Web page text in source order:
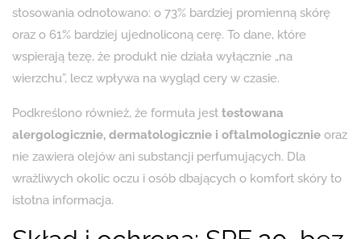
stosowania odnotowano: o 73% bardziej promienną skórę
oraz o 61% bardziej ujednoliconą cerę. To dane, które
wspierają tezę, że produkt nie działa wyłącznie „na
wierzchu”, lecz wpływa na wygląd cery w czasie.
Podkreślono również, że formuła jest testowana
alergologicznie, dermatologicznie i oftalmologicznie oraz
nie zawiera olejów ani substancji perfumujących. Dla
wrażliwych okolic oczu i osób dbających o komfort skóry to
istotna informacja.